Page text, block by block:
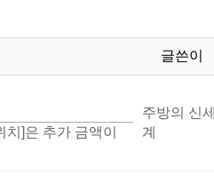
글쓴이
]은 추가 금액이
주방의 신세
계